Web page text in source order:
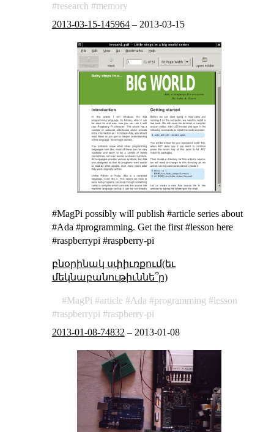
research
memory
2013-03-15-145964– 2013-03-15
#MagPi possibly will publish#article series about
#Ada #programming. Get the first #lesson here
#raspberrypi #raspberry-pi
բնօրինակ սփիւռքում(եւ
մեկնաբանութիւննե՞ր)
MagPi article Ada programming
lesson
raspberrypi
raspberry-pi
2013-01-08-74832– 2013-01-08